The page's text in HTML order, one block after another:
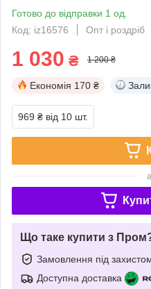
Готово до відправки 1 од.
Код: iz16576
Опт і роздріб
1 030 ₴ 1 200 ₴
Економія 170 ₴
969 ₴ від 10 шт.
Що таке купити з
Замовлення під
Доступна доставка